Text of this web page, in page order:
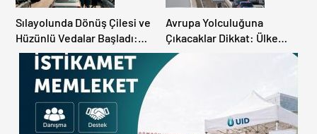
Sılayolunda Dönüş Çilesi ve
Hüzünlü Vedalar Başladı:
Kapıkule’de Yoğunluk
Artıyor!
Avrupa Yolculuğuna
Çıkacaklar Dikkat: Ülke
Ülke Güncel Trafik Kuralları,
Avrupa Otoyol Hız Limitleri